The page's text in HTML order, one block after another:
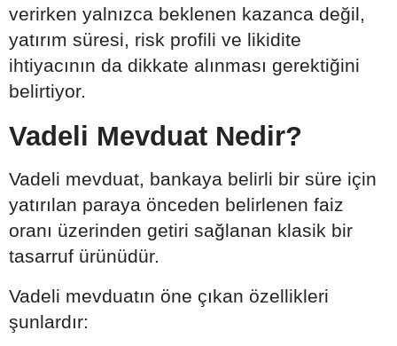
verirken yalnızca beklenen kazanca değil,
yatırım süresi, risk profili ve likidite
ihtiyacının da dikkate alınması gerektiğini
belirtiyor.
Vadeli Mevduat Nedir?
Vadeli mevduat, bankaya belirli bir süre için
yatırılan paraya önceden belirlenen faiz
oranı üzerinden getiri sağlanan klasik bir
tasarruf ürünüdür.
Vadeli mevduatın öne çıkan özellikleri
şunlardır: